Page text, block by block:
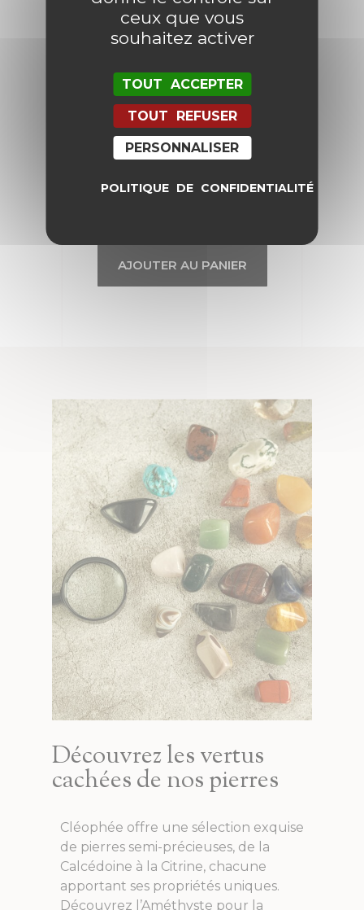
Collier Surabaya
AJOUTER AU PANIER
Découvrez les vertus
cachées de nos pierres
Cléophée offre une sélection exquise
de pierres semi-précieuses, de la
Calcédoine à la Citrine, chacune
apportant ses propriétés uniques.
Découvrez l’Améthyste pour la
ceux que vous
souhaitez activer
TOUT ACCEPTER
TOUT REFUSER
PERSONNALISER
POLITIQUE DE CONFIDENTIALITÉ